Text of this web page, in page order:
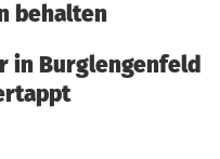
behalten
in Burglengenfeld